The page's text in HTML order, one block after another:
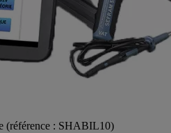
(référence : SHABIL10)